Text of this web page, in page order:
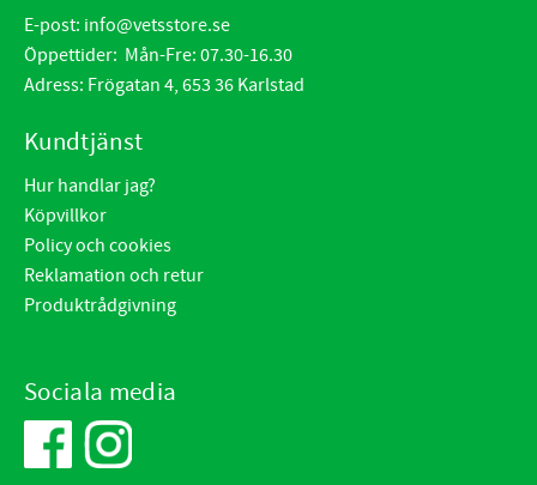
E-post: info@vetsstore.se
Öppettider: Mån-Fre: 07.30-16.30
Adress: Frögatan 4, 653 36 Karlstad
Kundtjänst
Hur handlar jag?
Köpvillkor
Policy och cookies
Reklamation och retur
Produktrådgivning
Sociala media